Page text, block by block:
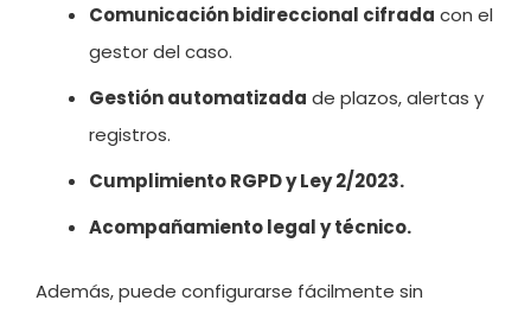
Comunicación bidireccional cifrada con el
gestor del caso.
Gestión automatizada de plazos, alertas y
registros.
Cumplimiento RGPD y Ley 2/2023.
Acompañamiento legal y técnico.
Además, puede configurarse fácilmente sin